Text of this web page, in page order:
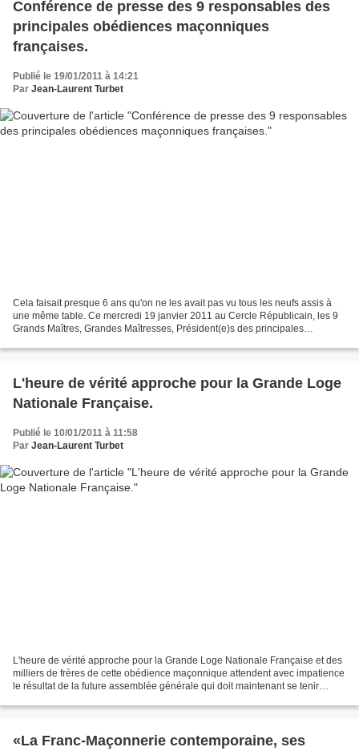
Conférence de presse des 9 responsables des
principales obédiences maçonniques
françaises.
Publié le 19/01/2011 à 14:21
Par Jean-Laurent Turbet
Cela faisait presque 6 ans qu'on ne les avait pas vu tous les neufs assis à
une même table. Ce mercredi 19 janvier 2011 au Cercle Républicain, les 9
Grands Maîtres, Grandes Maîtresses, Président(e)s des principales
L'heure de vérité approche pour la Grande Loge
Nationale Française.
Publié le 10/01/2011 à 11:58
Par Jean-Laurent Turbet
L'heure de vérité approche pour la Grande Loge Nationale Française et des
milliers de frères de cette obédience maçonnique attendent avec impatience
le résultat de la future assemblée générale qui doit maintenant se tenir
«La Franc-Maçonnerie contemporaine, ses